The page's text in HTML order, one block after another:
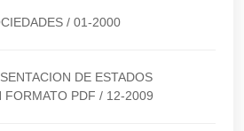
/ 01-2000
DE ESTADOS
FORMATO PDF / 12-2009